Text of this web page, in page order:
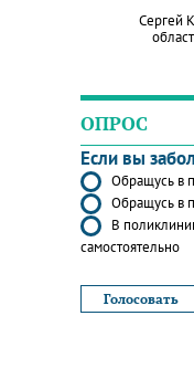
Сергей
ОПРОС
Если вы
Обращусь в
Обращусь в
В
самостоятельно